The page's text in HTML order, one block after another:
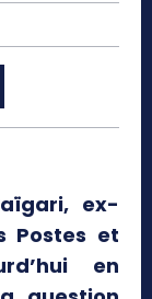
ex-
Postes et
en